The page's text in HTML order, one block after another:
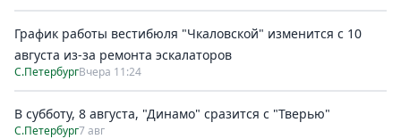
График работы вестибюля "Чкаловской" изменится с 10
августа из-за ремонта эскалаторов
С.ПетербургВчера 11:24
В субботу, 8 августа, "Динамо" сразится с "Тверью"
С.Петербург7 авг